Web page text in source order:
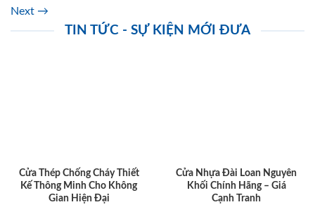
Next →
TIN TỨC - SỰ KIỆN MỚI ĐƯA
Cửa Thép Chống Cháy Thiết
Kế Thông Minh Cho Không
Gian Hiện Đại
Cửa Nhựa Đài Loan Nguyên
Khối Chính Hãng – Giá
Cạnh Tranh